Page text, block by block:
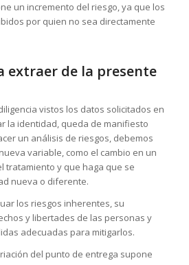
un incremento del riesgo, ya que los
por quien no sea directamente
extraer de la presente
vistos los datos solicitados en
la identidad, queda de manifiesto
un análisis de riesgos, debemos
variable, como el cambio en un
tratamiento y que haga que se
nueva o diferente.
los riesgos inherentes, su
y libertades de las personas y
adecuadas para mitigarlos.
del punto de entrega supone